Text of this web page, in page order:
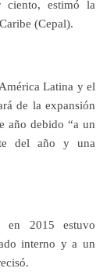
ciento, estimó la
(Cepal).
Latina y el
de la expansión
año debido “a un
del año y una
en 2015 estuvo
interno y a un